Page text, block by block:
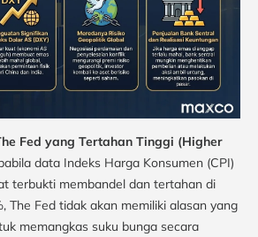
Fed yang Tertahan Tinggi (Higher
data Indeks Harga Konsumen (CPI)
terbukti membandel dan tertahan di
The Fed tidak akan memiliki alasan yang
memangkas suku bunga secara